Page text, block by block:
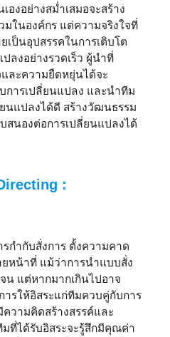
งอย่างสม่ำเสมอจะสร้าง
ในองค์กร แต่ความจริงใจที่
ป็นอุปสรรคในการเติบโต
ลงอย่างรวดเร็ว ผู้นำที่
ละความยืดหยุ่นได้จะ
การเปลี่ยนแปลง และนำทีม
นแปลงได้ดี สร้างวัฒนธรรม
สนองต่อการเปลี่ยนแปลงได้
:
กำกับสั่งการ ตั้งความคาด
หน้าที่ แม้ว่าการนำแบบสั่ง
น แต่หากมากเกินไปอาจ
ารให้อิสระแก่ทีมควบคู่กับการ
วามคิดสร้างสรรค์และ
ที่ได้รับอิสระจะรู้สึกมีคุณค่า